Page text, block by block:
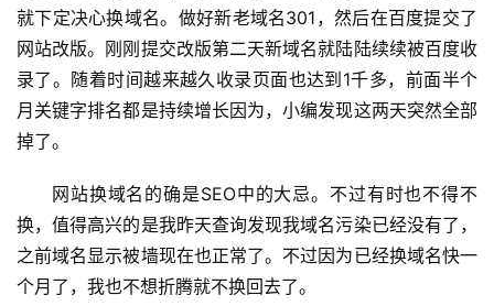
就下定决心换域名。做好新老域名301，然后在百度提交了
网站改版。刚刚提交改版第二天新域名就陆陆续续被百度收
录了。随着时间越来越久收录页面也达到1千多，前面半个
月关键字排名都是持续增长因为，小编发现这两天突然全部
掉了。
网站换域名的确是SEO中的大忌。不过有时也不得不
换，值得高兴的是我昨天查询发现我域名污染已经没有了，
之前域名显示被墙现在也正常了。不过因为已经换域名快一
个月了，我也不想折腾就不换回去了。